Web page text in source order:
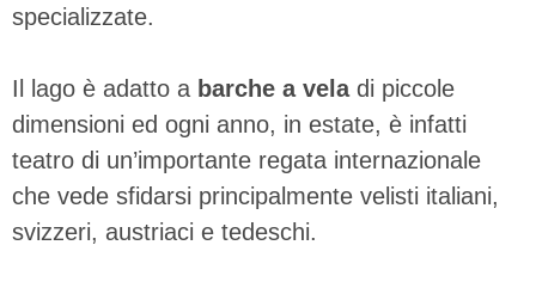
specializzate.
Il lago è adatto a barche a veladi piccole
dimensioni ed ogni anno, in estate, è infatti
teatro di un’importante regata internazionale
che vede sfidarsi principalmente velisti italiani,
svizzeri, austriaci e tedeschi.